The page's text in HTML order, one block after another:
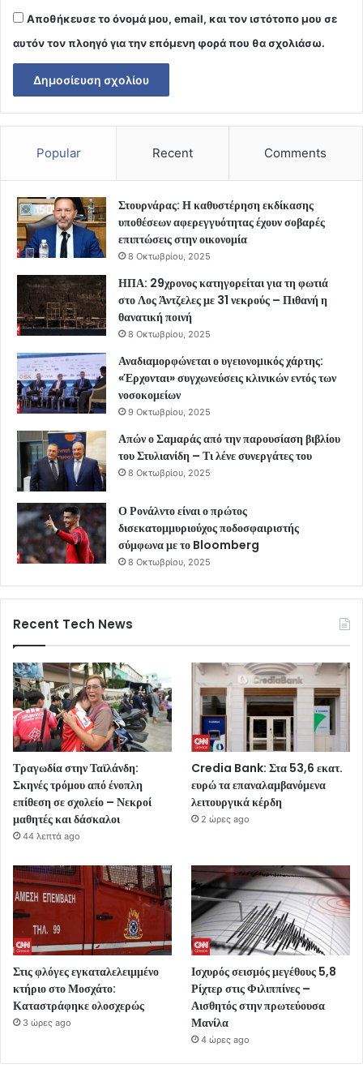
Αποθήκευσε το όνομά μου, email, και τον ιστότοπο μου σε
αυτόν τον πλοηγό για την επόμενη φορά που θα σχολιάσω.
Popular Recent Comments
Στουρνάρας: Η καθυστέρηση εκδίκασης
υποθέσεων αφερεγγυότητας έχουν σοβαρές
επιπτώσεις στην οικονομία
8 Οκτωβρίου, 2025
ΗΠΑ: 29χρονος κατηγορείται για τη φωτιά
στο Λος Άντζελες με 31 νεκρούς – Πιθανή η
θανατική ποινή
8 Οκτωβρίου, 2025
Αναδιαμορφώνεται ο υγειονομικός χάρτης:
«Έρχονται» συγχωνεύσεις κλινικών εντός των
νοσοκομείων
9 Οκτωβρίου, 2025
Απών ο Σαμαράς από την παρουσίαση βιβλίου
του Στυλιανίδη – Τι λένε συνεργάτες του
8 Οκτωβρίου, 2025
Ο Ρονάλντο είναι ο πρώτος
δισεκατομμυριούχος ποδοσφαιριστής
σύμφωνα με το Bloomberg
8 Οκτωβρίου, 2025
Recent Tech News
Τραγωδία στην Ταϊλάνδη:
Σκηνές τρόμου από ένοπλη
επίθεση σε σχολείο – Νεκροί
μαθητές και δάσκαλοι
44 λεπτά ago
Credia Bank: Στα 53,6 εκατ.
ευρώ τα επαναλαμβανόμενα
λειτουργικά κέρδη
2 ώρες ago
Στις φλόγες εγκαταλελειμμένο
κτήριο στο Μοσχάτο:
Καταστράφηκε ολοσχερώς
3 ώρες ago
Ισχυρός σεισμός μεγέθους 5,8
Ρίχτερ στις Φιλιππίνες –
Αισθητός στην πρωτεύουσα
Μανίλα
4 ώρες ago